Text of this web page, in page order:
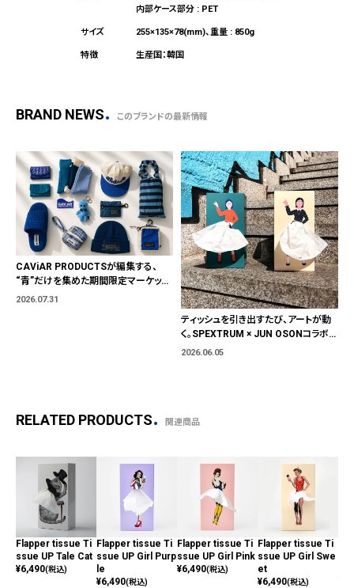
内部ケース部分 : PET
255×135×78(mm)、重量 : 850g
生産国：韓国
BRAND NEWS このブランドの最新情報
CAViAR PRODUCTSが編集する、
“青”だけを集めた期間限定マーケット
「BLUE MARKET」が横浜に。ブランド
2026.07.31
ティッシュを引き出すたび、アートが動
く。SPEXTRUM × JUN OSONコラボテ
ィッシュケース
2026.06.05
RELATED PRODUCTS 関連商品
Flapper tissue Ti
ssue UP Tale Cat
¥6,490(税込)
Flapper tissue Ti
ssue UP Girl Purp
le
¥6,490(税込)
Flapper tissue Ti
ssue UP Girl Pink
¥6,490(税込)
Flapper tissue Ti
ssue UP Girl Swe
et
¥6,490(税込)